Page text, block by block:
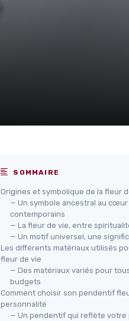
SOMMAIRE
Origines et symbolique de la fleur
— Un symbole ancestral au
contemporains
— La fleur de vie, entre
— Un motif universel, une
Les différents matériaux utilisés
fleur de vie
— Des matériaux variés pour
budgets
Comment choisir son pendentif
personnalité
— Un pendentif qui reflète votre